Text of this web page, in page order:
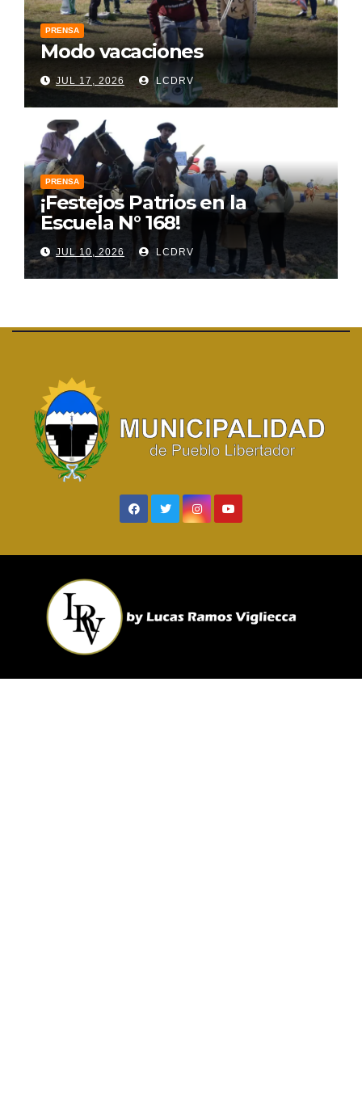
PRENSA
Modo vacaciones
JUL 17, 2026 LCDRV
PRENSA
¡Festejos Patrios en la
Escuela N° 168!
JUL 10, 2026 LCDRV